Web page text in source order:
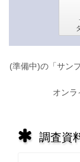
(準備中)の「サン
オンラ
調査資